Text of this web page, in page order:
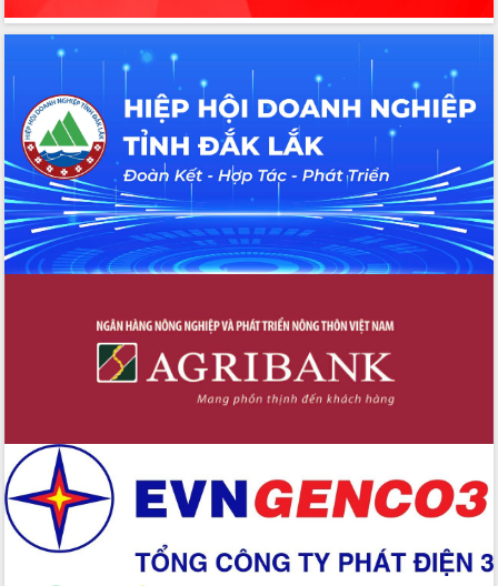
du khách thông qua Hệ thống cơ sở dữ
liệu và Bản đồ số
Tập huấn ứng dụng trí tuệ nhân tạo (AI)
trong thương mại điện tử năm 2026
Đoàn đại biểu Quốc hội tỉnh Đắk Lắk
trao đổi thông tin trước Kỳ họp thứ
nhất, Quốc hội khóa XVI
Quyết liệt cải cách hành chính, khơi
thông nguồn lực phát triển
Nâng cao hiệu lực, hiệu quả HĐND
tỉnh thông qua hiện đại hóa hành chính
Phó Chủ tịch Thường trực UBND tỉnh
Hồ Thị Nguyên Thảo làm việc tại Trung
tâm Phục vụ hành chính công xã Ea
hành cùng nông dân dân, doanh nghiệp
Giai đoạn 2026-2030, Đắk Lắk phấn
đấu có 77% xã đạt chuẩn nông thôn
Chuyển đổi số 'mở đường' cho nông
nghiệp Đắk Lắk tăng trưởng bứt phá